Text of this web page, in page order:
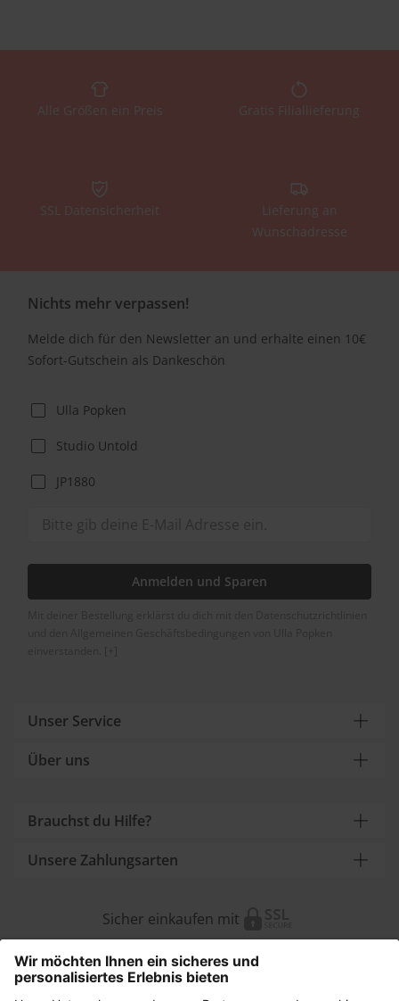
Alle Größen ein Preis Gratis Filiallieferung
SSL Datensicherheit
Lieferung an
Wunschadresse
Nichts mehr verpassen!
Melde dich für den Newsletter an und erhalte einen 10€
Sofort-Gutschein als Dankeschön
Ulla Popken
Studio Untold
JP1880
Anmelden und Sparen
Unser Service
Über uns
Brauchst du Hilfe?
Unsere Zahlungsarten
Sicher einkaufen mit
Weitere Onlineshops